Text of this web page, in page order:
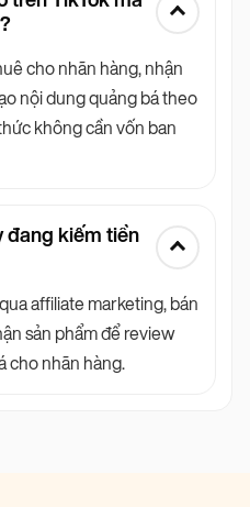
cho nhãn hàng, nhận
nội dung quảng bá theo
không cần vốn ban
đang kiếm tiền
affiliate marketing, bán
sản phẩm để review
cho nhãn hàng.